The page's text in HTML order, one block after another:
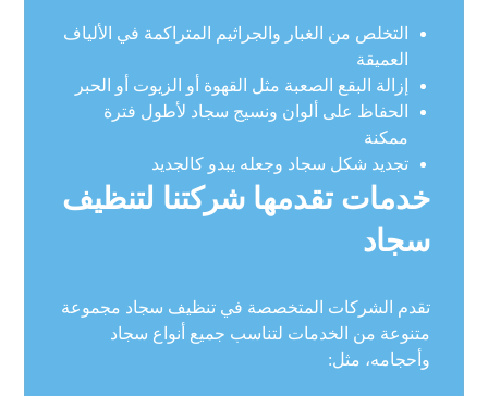
التخلص من الغبار والجراثيم المتراكمة في الألياف
العميقة
إزالة البقع الصعبة مثل القهوة أو الزيوت أو الحبر
الحفاظ على ألوان ونسيج سجاد لأطول فترة
ممكنة
تجديد شكل سجاد وجعله يبدو كالجديد
خدمات تقدمها شركتنا لتنظيف
سجاد
تقدم الشركات المتخصصة في تنظيف سجاد مجموعة
متنوعة من الخدمات لتناسب جميع أنواع سجاد
وأحجامه، مثل: